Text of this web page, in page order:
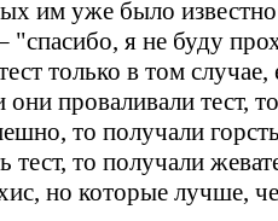
им уже было
"спасибо, я не буду
только в том
проваливали тест,
то получали
тест, то получали
но которые лучше,